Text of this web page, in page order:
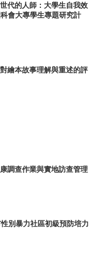
代的人師：大學生自我效
會大專學生專題研究計
繪本故事理解與重述的評
調查作業與實地訪查管理
別暴力社區初級預防培力